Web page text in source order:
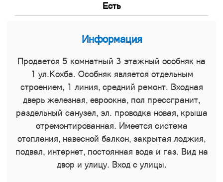
Есть
Информация
Продается 5 комнатный 3 этажный особняк на
1 ул.Кохба. Особняк является отдельным
строением, 1 линия, средний ремонт. Входная
дверь железная, евроокна, пол прессгранит,
раздельный санузел, эл. проводка новая, крыша
отремонтированная. Имеется система
отопления, навесной балкон, закрытая лоджия,
подвал, интернет, постоянная вода и газ. Вид на
двор и улицу. Вход с улицы.